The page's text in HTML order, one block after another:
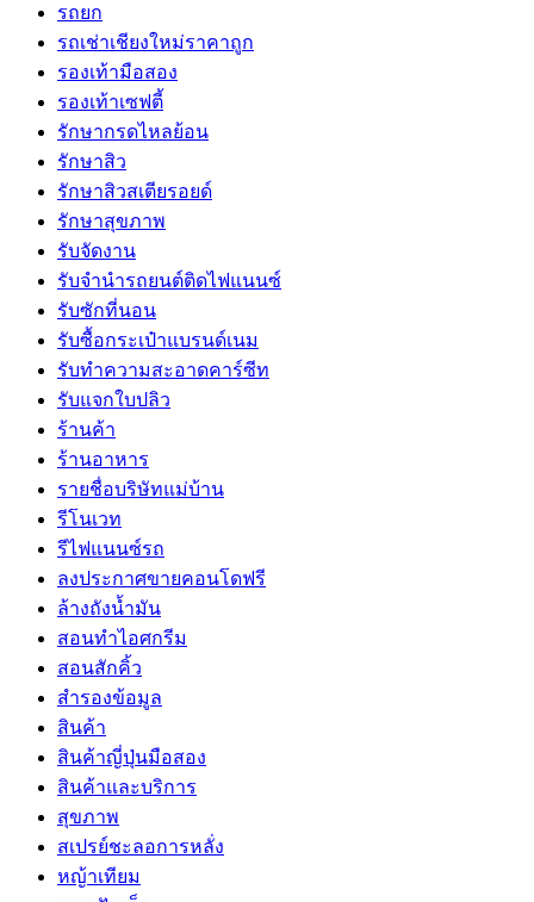
รถยก
รถเช่าเชียงใหม่ราคาถูก
รองเท้ามือสอง
รองเท้าเซฟตี้
รักษากรดไหลย้อน
รักษาสิว
รักษาสิวสเตียรอยด์
รักษาสุขภาพ
รับจัดงาน
รับจํานํารถยนต์ติดไฟแนนซ์
รับซักที่นอน
รับซื้อกระเป๋าแบรนด์เนม
รับทำความสะอาดคาร์ซีท
รับแจกใบปลิว
ร้านค้า
ร้านอาหาร
รายชื่อบริษัทแม่บ้าน
รีโนเวท
รีไฟแนนซ์รถ
ลงประกาศขายคอนโดฟรี
ล้างถังน้ำมัน
สอนทำไอศกรีม
สอนสักคิ้ว
สำรองข้อมูล
สินค้า
สินค้าญี่ปุ่นมือสอง
สินค้าและบริการ
สุขภาพ
สเปรย์ชะลอการหลั่ง
หญ้าเทียม